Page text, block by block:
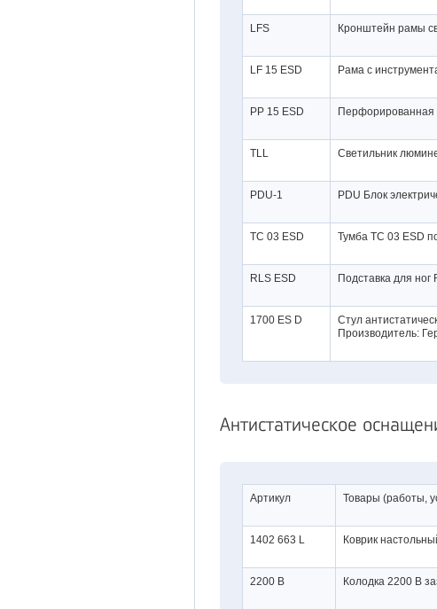
LFS Кронштейн рамы
LF 15 ESD Рама с
PP 15 ESD Перфорированная
TLL Светильник
PDU-1 PDU Блок
TC 03 ESD Тумба TC 03 ESD
RLS ESD Подставка для ног
1700 ES D Стул
Производитель:
Антистатическое
Артикул Товары (работы,
1402 663 L Коврик
2200 B Колодка 2200 B